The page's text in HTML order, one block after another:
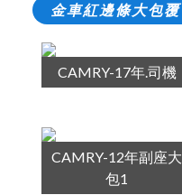
金車紅邊條大包覆
CAMRY-17年.司機
CAMRY-12年副座大
包1